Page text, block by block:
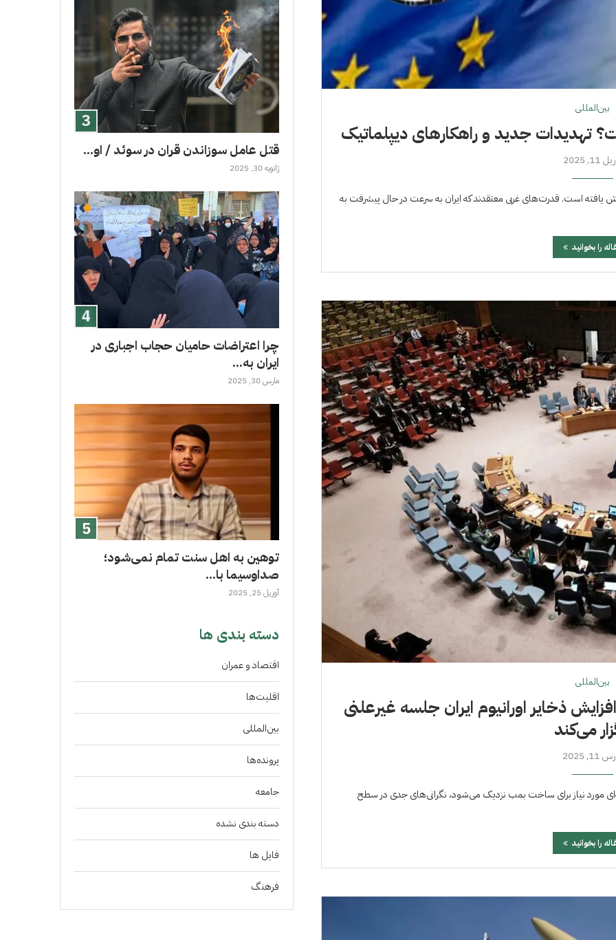
بین‌المللی
تهدیدات جدید و راهکارهای دیپلماتیک
11, 2025
یافته است. قدرت‌های غربی معتقدند که ایران به سرعت در حال پیشرفت به
را بخوانید
بین‌المللی
ذخایر اورانیوم ایران جلسه غیرعلنی
می‌کند
2025
مورد نیاز برای ساخت بمب نزدیک می‌شود، نگرانی‌های جدی در سطح
را بخوانید
قتل عامل سوزاندن قران در سوئد / او...
ژانویه 30, 2025
چرا اعتراضات حامیان حجاب اجباری در
ایران به...
مارس 30, 2025
توهین به اهل سنت تمام نمی‌شود؛
صداوسیما با...
آوریل 25, 2025
دسته بندی ها
اقتصاد و عمران
اقلیت‌ها
بین‌المللی
پرونده‌ها
جامعه
دسته بندی نشده
فايل ها
فرهنگ